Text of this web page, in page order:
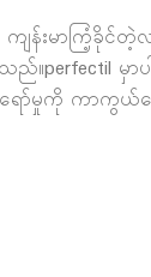
ကျန်းမာကြံ့ခို
မှာပါ
ာ်မှုကို ကာကွယ်